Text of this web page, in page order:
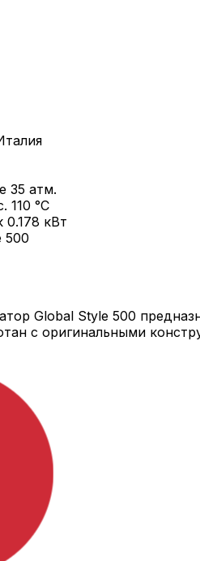
35 атм.
110 °C
0.178 кВт
500
Global Style 500
с оригинальными